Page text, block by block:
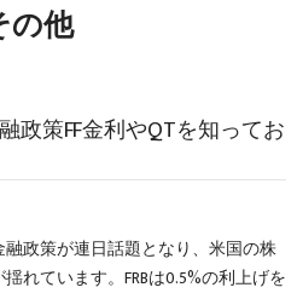
の他
政策FF金利やQTを知ってお
融政策が連日話題となり、米国の株
れています。FRBは0.5%の利上げを